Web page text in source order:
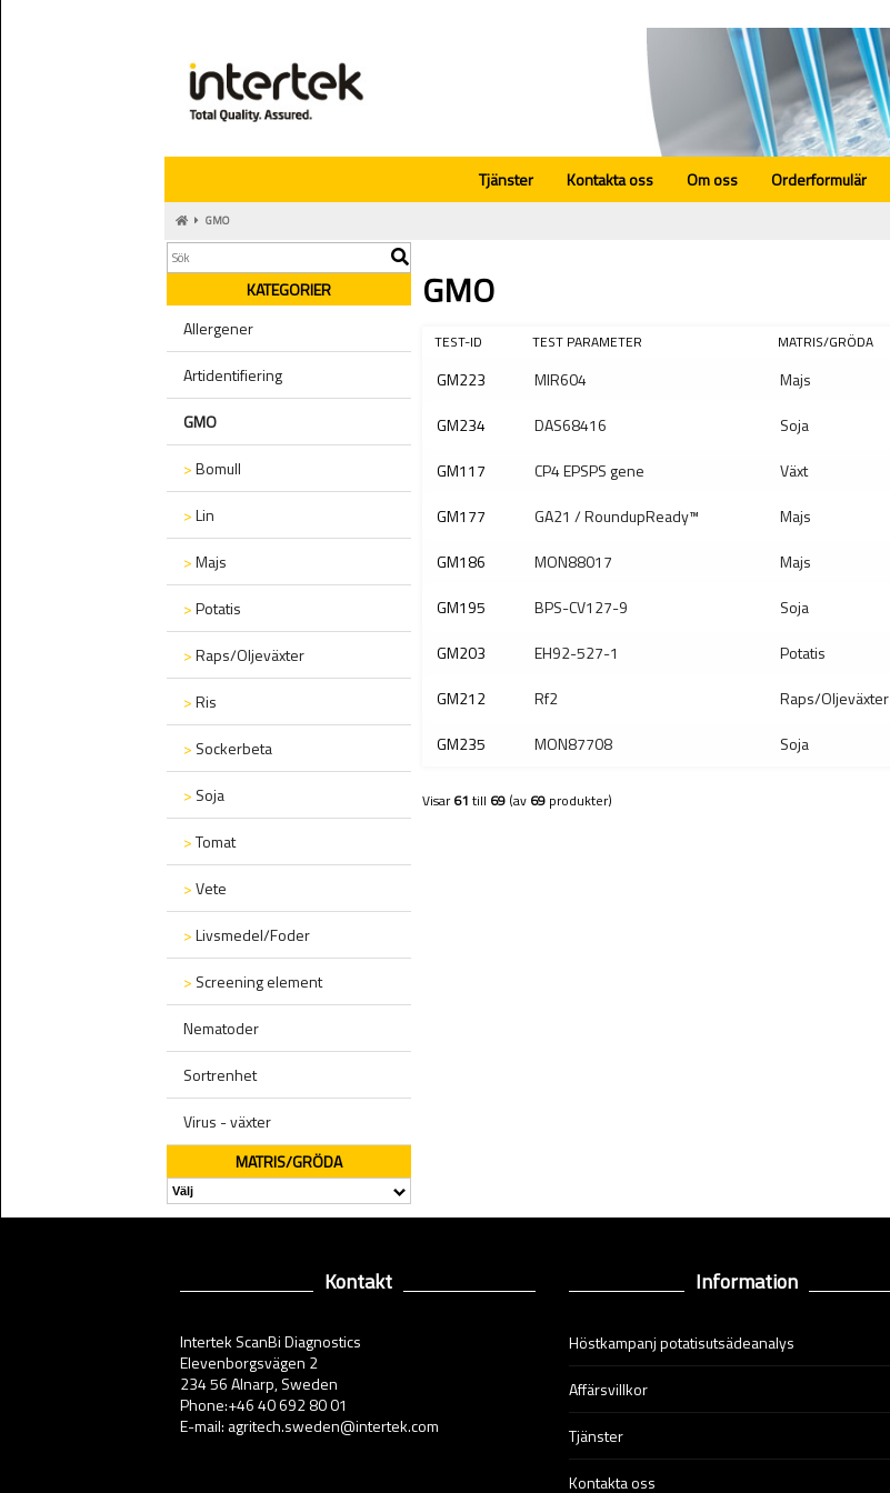
Tjänster Kontakta oss Om oss Orderformulär
GMO
KATEGORIER
Allergener
Artidentifiering
GMO
>Bomull
>Lin
>Majs
>Potatis
>Raps/Oljeväxter
>Ris
> Sockerbeta
> Soja
>Tomat
>Vete
>Livsmedel/Foder
> Screening element
Nematoder
Sortrenhet
Virus - växter
MATRIS/GRÖDA
GMO
TEST-ID TEST PARAMETER MATRIS/GRÖDA
GM223 MIR604 Majs
GM234
DAS68416 Soja
GM117
CP4 EPSPS gene Växt
GM177
GA21 / RoundupReady™ Majs
GM186
MON88017 Majs
GM195
BPS-CV127-9 Soja
GM203
EH92-527-1 Potatis
GM212
Rf2 Raps/Oljeväxter
GM235
MON87708 Soja
Visar61 till 69 (av 69 produkter)
Kontakt
Intertek ScanBi Diagnostics
Elevenborgsvägen 2
234 56 Alnarp, Sweden
Phone:+46 40 692 80 01
E-mail: agritech.sweden@intertek.com
Information
Höstkampanj potatisutsädeanalys
Affärsvillkor
Tjänster
Kontakta oss